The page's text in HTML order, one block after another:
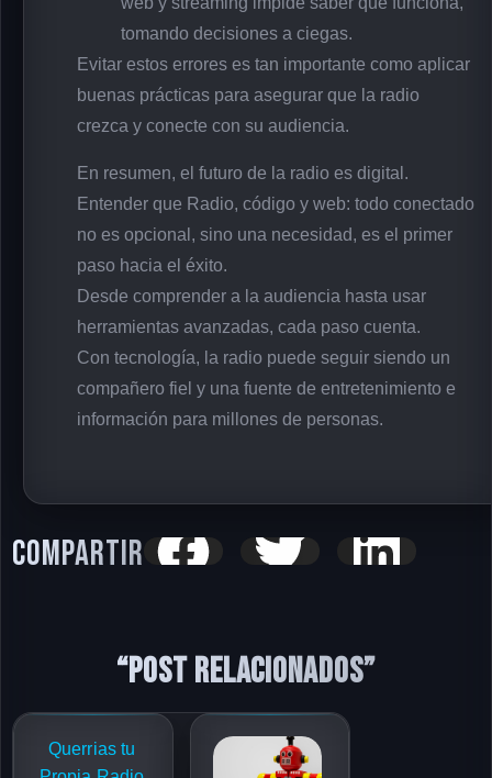
tomando decisiones a ciegas.
Evitar estos errores es tan importante como aplicar
buenas prácticas para asegurar que la radio
crezca y conecte con su audiencia.
En resumen, el futuro de la radio es digital.
Entender que Radio, código y web: todo conectado
no es opcional, sino una necesidad, es el primer
paso hacia el éxito.
Desde comprender a la audiencia hasta usar
herramientas avanzadas, cada paso cuenta.
Con tecnología, la radio puede seguir siendo un
compañero fiel y una fuente de entretenimiento e
información para millones de personas.
Compartir
“Post relacionados”